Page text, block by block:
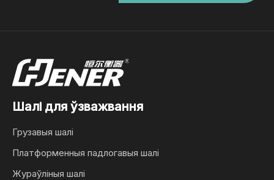
Шалі для ўзважвання
Грузавыя шалі
Платформенныя падлогавыя шалі
Жураўліныя шалі